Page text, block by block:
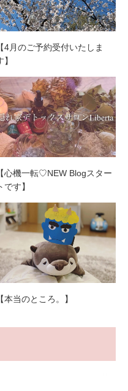
【4月のご予約受付いたしま
】
【心機一転♡NEW Blogスター
です】
【本当のところ。】